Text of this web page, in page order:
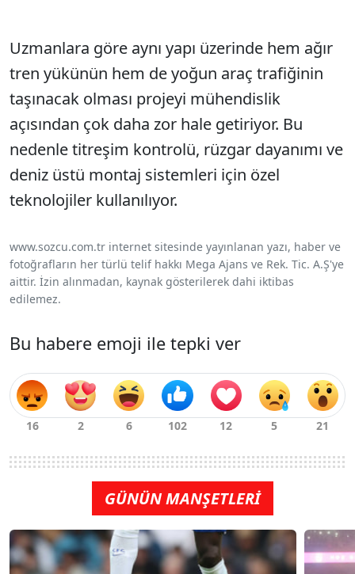
Uzmanlara göre aynı yapı üzerinde hem ağır
tren yükünün hem de yoğun araç trafiğinin
taşınacak olması projeyi mühendislik
açısından çok daha zor hale getiriyor. Bu
nedenle titreşim kontrolü, rüzgar dayanımı ve
deniz üstü montaj sistemleri için özel
teknolojiler kullanılıyor.
www.sozcu.com.tr internet sitesinde yayınlanan yazı, haber ve
fotoğrafların her türlü telif hakkı Mega Ajans ve Rek. Tic. A.Ş'ye
aittir. İzin alınmadan, kaynak gösterilerek dahi iktibas
edilemez.
Bu habere emoji ile tepki ver
GÜNÜN MANŞETLERİ